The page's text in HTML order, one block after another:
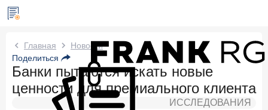
Новости Frank RG
Два дня назад ИССЛЕДОВАНИЕ
Клиентский путь компании МСБ при смене
руководителя в банке обслуживания
Главная
Новости
Поделиться
Банки пытаются искать новые
ценности для премиального клиента
ИССЛЕДОВАНИЯ